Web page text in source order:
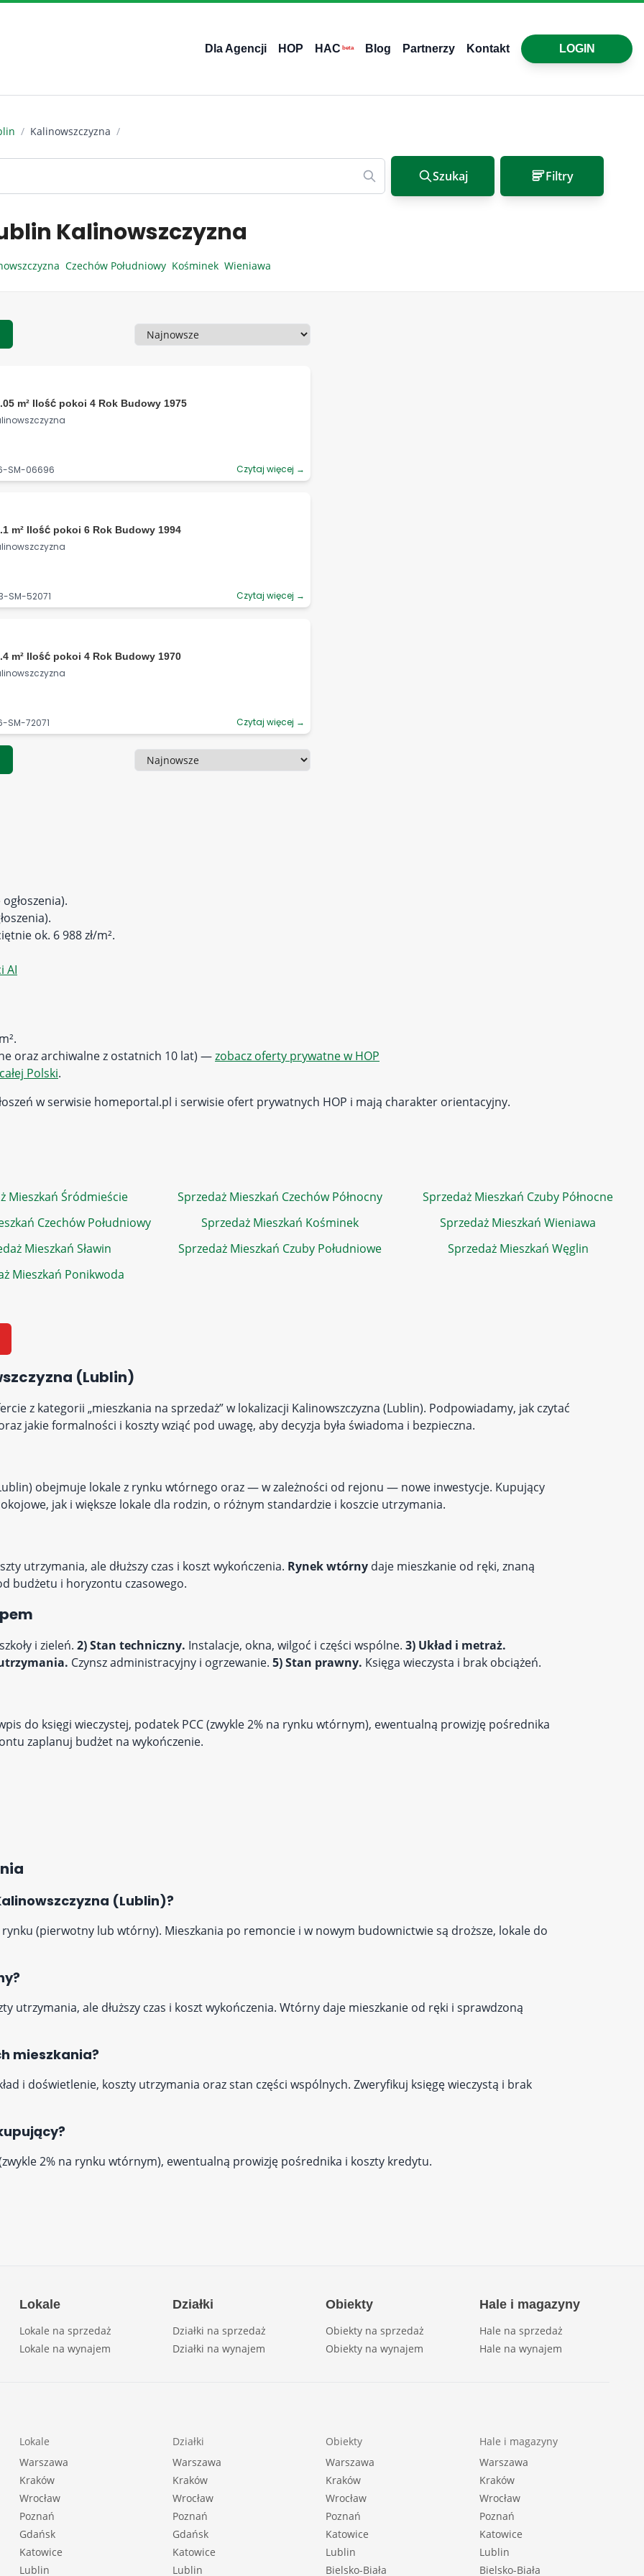
Dla Agencji HOP HAC beta Blog Partnerzy Kontakt LOGIN
/ Kalinowszczyzna /
Szukaj Filtry
Kalinowszczyzna
Czechów Południowy Kośminek Wieniawa
Sortowanie
m² Ilość pokoi 4 Rok Budowy 1975
SM-06696 Czytaj więcej →
m² Ilość pokoi 6 Rok Budowy 1994
SM-52071 Czytaj więcej →
m² Ilość pokoi 4 Rok Budowy 1970
SM-72071 Czytaj więcej →
Sortowanie
ok. 6 988 zł/m².
AI
oraz archiwalne z ostatnich 10 lat) —zobacz oferty prywatne w HOP
Polski.
w serwisie homeportal.pl i serwisie ofert prywatnych HOP i mają charakter orientacyjny.
Mieszkań Śródmieście Sprzedaż Mieszkań Czechów Północny
Sprzedaż Mieszkań Czuby Północne
Czechów Południowy
Sprzedaż Mieszkań Kośminek
Sprzedaż Mieszkań Wieniawa
Mieszkań Sławin
Sprzedaż Mieszkań Czuby Południowe
Sprzedaż Mieszkań Węglin
Mieszkań Ponikwoda
(Lublin)
z kategorii „mieszkania na sprzedaż” w lokalizacji Kalinowszczyzna (Lublin). Podpowiadamy, jak czytać
jakie formalności i koszty wziąć pod uwagę, aby decyzja była świadoma i bezpieczna.
obejmuje lokale z rynku wtórnego oraz — w zależności od rejonu — nowe inwestycje. Kupujący
jak i większe lokale dla rodzin, o różnym standardzie i koszcie utrzymania.
utrzymania, ale dłuższy czas i koszt wykończenia. Rynek wtórny daje mieszkanie od ręki, znaną
budżetu i horyzontu czasowego.
i zieleń. 2) Stan techniczny. Instalacje, okna, wilgoć i części wspólne. 3) Układ i metraż.
Czynsz administracyjny i ogrzewanie. 5) Stan prawny. Księga wieczysta i brak obciążeń.
do księgi wieczystej, podatek PCC (zwykle 2% na rynku wtórnym), ewentualną prowizję pośrednika
zaplanuj budżet na wykończenie.
(Lublin)?
(pierwotny lub wtórny). Mieszkania po remoncie i w nowym budownictwie są droższe, lokale do
utrzymania, ale dłuższy czas i koszt wykończenia. Wtórny daje mieszkanie od ręki i sprawdzoną
mieszkania?
i doświetlenie, koszty utrzymania oraz stan części wspólnych. Zweryfikuj księgę wieczystą i brak
2% na rynku wtórnym), ewentualną prowizję pośrednika i koszty kredytu.
Lokale
Lokale na sprzedaż
Lokale na wynajem
Działki
Działki na sprzedaż
Działki na wynajem
Obiekty
Obiekty na sprzedaż
Obiekty na wynajem
Hale i magazyny
Hale na sprzedaż
Hale na wynajem
Lokale
Warszawa
Kraków
Wrocław
Poznań
Gdańsk
Katowice
Lublin
Działki
Warszawa
Kraków
Wrocław
Poznań
Gdańsk
Katowice
Lublin
Obiekty
Warszawa
Kraków
Wrocław
Poznań
Katowice
Lublin
Bielsko-Biała
Hale i magazyny
Warszawa
Kraków
Wrocław
Poznań
Katowice
Lublin
Bielsko-Biała